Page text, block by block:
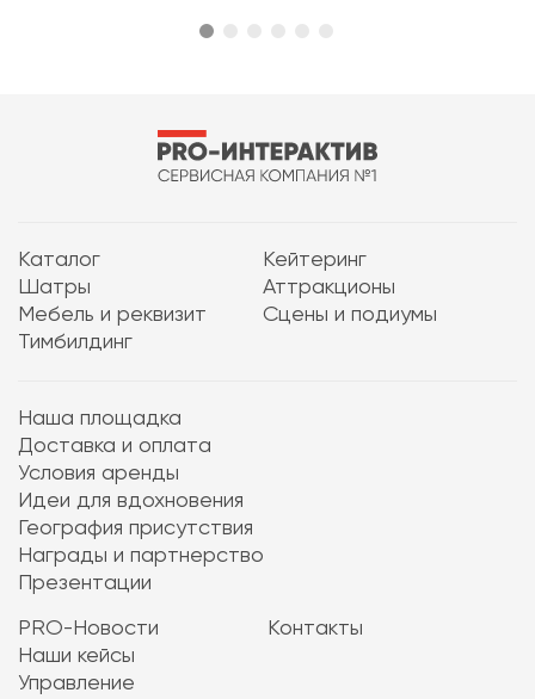
Каталог
Кейтеринг
Шатры
Аттракционы
Мебель и реквизит
Сцены и подиумы
Тимбилдинг
Наша площадка
Доставка и оплата
Условия аренды
Идеи для вдохновения
География присутствия
Награды и партнерство
Презентации
PRO-Новости
Наши кейсы
Управление
Контакты